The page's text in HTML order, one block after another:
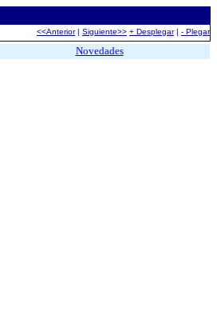
<<Anterior| Siguiente>> + Desplegar| - Plegar
Novedades